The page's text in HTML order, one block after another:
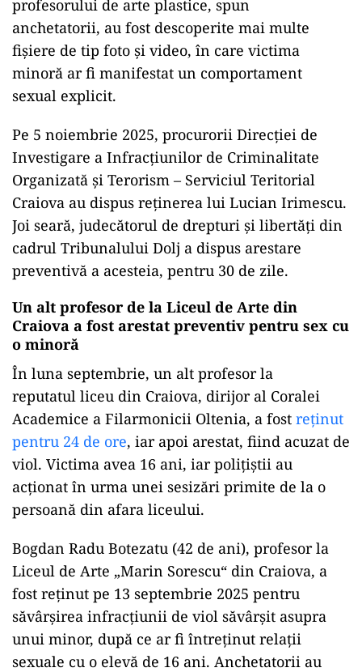
profesorului de arte plastice, spun
anchetatorii, au fost descoperite mai multe
fișiere de tip foto și video, în care victima
minoră ar fi manifestat un comportament
sexual explicit.
Pe 5 noiembrie 2025, procurorii Direcției de
Investigare a Infracțiunilor de Criminalitate
Organizată și Terorism – Serviciul Teritorial
Craiova au dispus reținerea lui Lucian Irimescu.
Joi seară, judecătorul de drepturi și libertăți din
cadrul Tribunalului Dolj a dispus arestare
preventivă a acesteia, pentru 30 de zile.
Un alt profesor de la Liceul de Arte din
Craiova a fost arestat preventiv pentru sex cu
o minoră
În luna septembrie, un alt profesor la
reputatul liceu din Craiova, dirijor al Coralei
Academice a Filarmonicii Oltenia, a fost reținut
pentru 24 de ore, iar apoi arestat, fiind acuzat de
viol. Victima avea 16 ani, iar polițiștii au
acționat în urma unei sesizări primite de la o
persoană din afara liceului.
Bogdan Radu Botezatu (42 de ani), profesor la
Liceul de Arte „Marin Sorescu“ din Craiova, a
fost reţinut pe 13 septembrie 2025 pentru
săvârşirea infracţiunii de viol săvârşit asupra
unui minor, după ce ar fi întreţinut relaţii
sexuale cu o elevă de 16 ani. Anchetatorii au